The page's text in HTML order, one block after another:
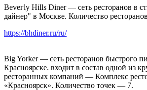
Beveгly Hills Diner — сеть ресторанов в
дайнер" в Москве. Количество
https://bhdiner.ru/ru/
Big Yorker — сеть ресторанов быстрого
Красноярске. входит в состав одной из
ресторанных компаний — Комплекс
«Красноярск». Количество точек — 7.